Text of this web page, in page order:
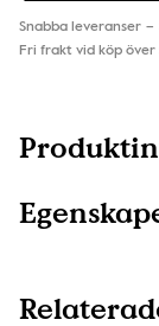
Snabba leveranser
Fri frakt vid köp över